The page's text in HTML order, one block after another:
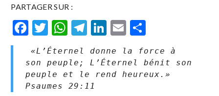
PARTAGER SUR :
Facebook
Twitter
WhatsApp
Telegram
LinkedIn
Email
«L’Éternel donne la force à
son peuple; L’Éternel bénit son
peuple et le rend heureux.»
Psaumes‬ ‭29‬:‭11‬